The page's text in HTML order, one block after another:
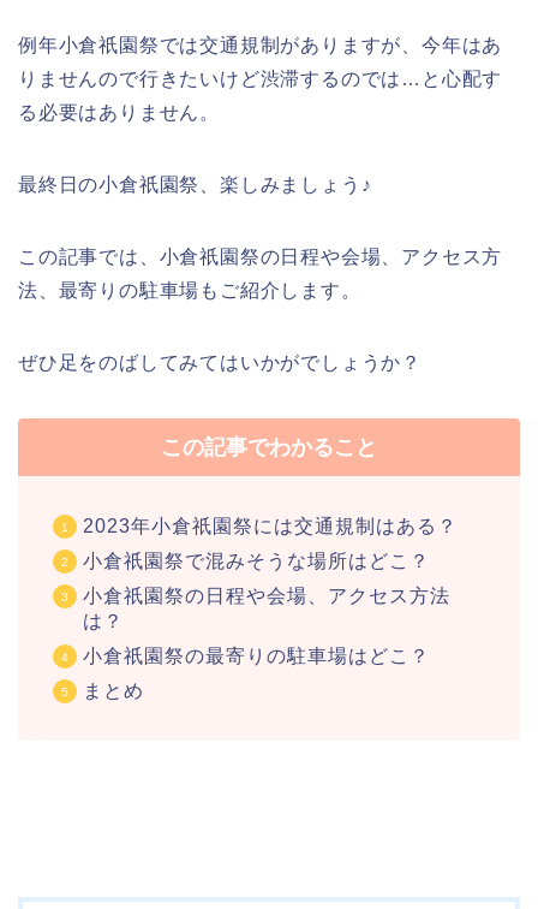
例年小倉祇園祭では交通規制がありますが、今年はあ
りませんので行きたいけど渋滞するのでは…と心配す
る必要はありません。
最終日の小倉祇園祭、楽しみましょう♪
この記事では、小倉祇園祭の日程や会場、アクセス方
法、最寄りの駐車場もご紹介します。
ぜひ足をのばしてみてはいかがでしょうか？
この記事でわかること
2023年小倉祇園祭には交通規制はある？
小倉祇園祭で混みそうな場所はどこ？
小倉祇園祭の日程や会場、アクセス方法
は？
小倉祇園祭の最寄りの駐車場はどこ？
まとめ